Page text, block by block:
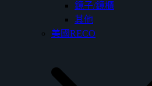
鏡子/鏡櫃
其他
美國RECO